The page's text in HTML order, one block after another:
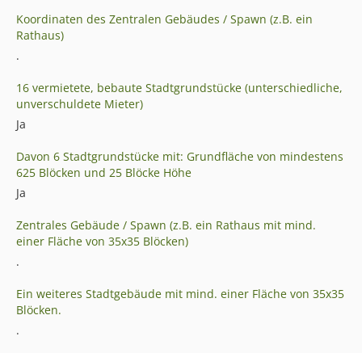
Koordinaten des Zentralen Gebäudes / Spawn (z.B. ein
Rathaus)
.
16 vermietete, bebaute Stadtgrundstücke (unterschiedliche,
unverschuldete Mieter)
Ja
Davon 6 Stadtgrundstücke mit: Grundfläche von mindestens
625 Blöcken und 25 Blöcke Höhe
Ja
Zentrales Gebäude / Spawn (z.B. ein Rathaus mit mind.
einer Fläche von 35x35 Blöcken)
.
Ein weiteres Stadtgebäude mit mind. einer Fläche von 35x35
Blöcken.
.